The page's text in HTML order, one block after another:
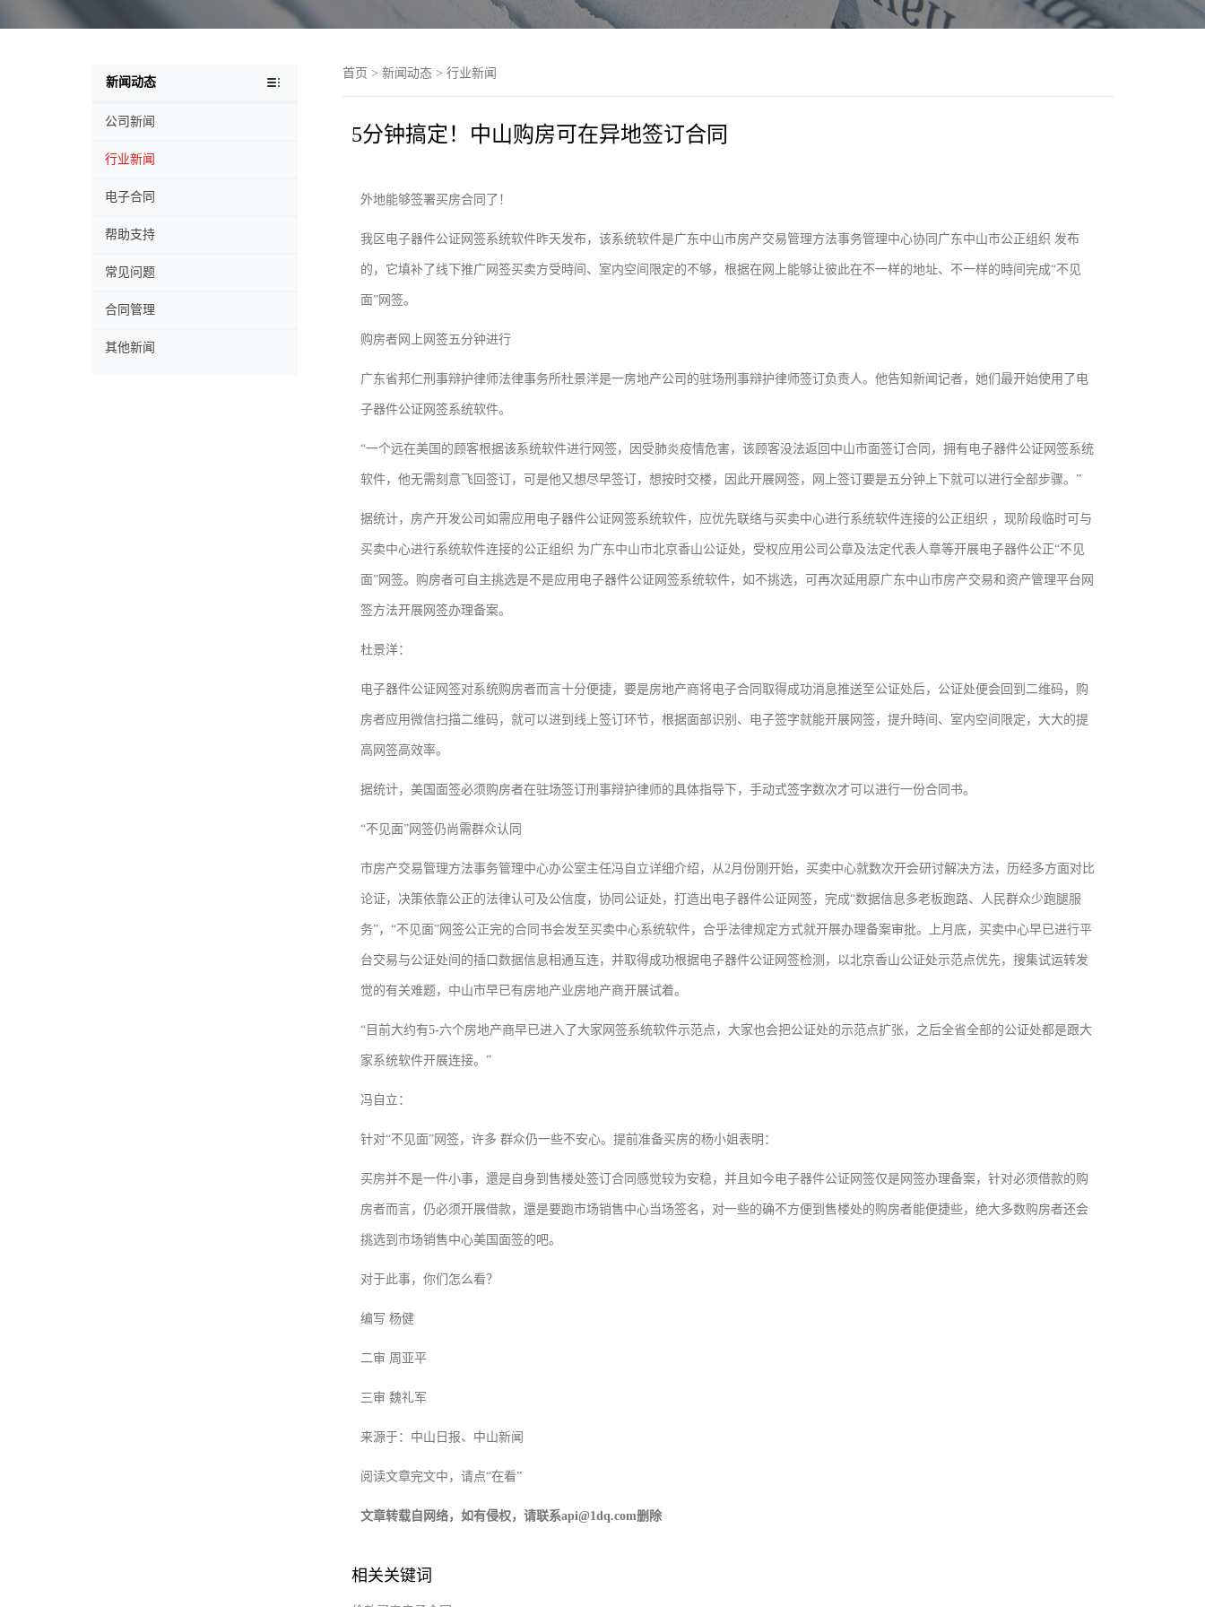
新闻动态
公司新闻
行业新闻
电子合同
帮助支持
常见问题
合同管理
其他新闻
首页 > 新闻动态 > 行业新闻
5分钟搞定！中山购房可在异地签订合同
外地能够签署买房合同了！
我区电子器件公证网签系统软件昨天发布，该系统软件是广东中山市房产交易管理方法事务管理中心协同广东中山市公正组织 发布
的，它填补了线下推广网签买卖方受時间、室内空间限定的不够，根据在网上能够让彼此在不一样的地址、不一样的時间完成“不见
面”网签。
购房者网上网签五分钟进行
广东省邦仁刑事辩护律师法律事务所杜景洋是一房地产公司的驻场刑事辩护律师签订负责人。他告知新闻记者，她们最开始使用了电
子器件公证网签系统软件。
“一个远在美国的顾客根据该系统软件进行网签，因受肺炎疫情危害，该顾客没法返回中山市面签订合同，拥有电子器件公证网签系统
软件，他无需刻意飞回签订，可是他又想尽早签订，想按时交楼，因此开展网签，网上签订要是五分钟上下就可以进行全部步骤。”
据统计，房产开发公司如需应用电子器件公证网签系统软件，应优先联络与买卖中心进行系统软件连接的公正组织 ，现阶段临时可与
买卖中心进行系统软件连接的公正组织 为广东中山市北京香山公证处，受权应用公司公章及法定代表人章等开展电子器件公正“不见
面”网签。购房者可自主挑选是不是应用电子器件公证网签系统软件，如不挑选，可再次延用原广东中山市房产交易和资产管理平台网
签方法开展网签办理备案。
杜景洋：
电子器件公证网签对系统购房者而言十分便捷，要是房地产商将电子合同取得成功消息推送至公证处后，公证处便会回到二维码，购
房者应用微信扫描二维码，就可以进到线上签订环节，根据面部识别、电子签字就能开展网签，提升時间、室内空间限定，大大的提
高网签高效率。
据统计，美国面签必须购房者在驻场签订刑事辩护律师的具体指导下，手动式签字数次才可以进行一份合同书。
“不见面”网签仍尚需群众认同
市房产交易管理方法事务管理中心办公室主任冯自立详细介绍，从2月份刚开始，买卖中心就数次开会研讨解决方法，历经多方面对比
论证，决策依靠公正的法律认可及公信度，协同公证处，打造出电子器件公证网签，完成“数据信息多老板跑路、人民群众少跑腿服
务”，“不见面”网签公正完的合同书会发至买卖中心系统软件，合乎法律规定方式就开展办理备案审批。上月底，买卖中心早已进行平
台交易与公证处间的插口数据信息相通互连，并取得成功根据电子器件公证网签检测，以北京香山公证处示范点优先，搜集试运转发
觉的有关难题，中山市早已有房地产业房地产商开展试着。
“目前大约有5-六个房地产商早已进入了大家网签系统软件示范点，大家也会把公证处的示范点扩张，之后全省全部的公证处都是跟大
家系统软件开展连接。”
冯自立：
针对“不见面”网签，许多 群众仍一些不安心。提前准备买房的杨小姐表明：
买房并不是一件小事，還是自身到售楼处签订合同感觉较为安稳，并且如今电子器件公证网签仅是网签办理备案，针对必须借款的购
房者而言，仍必须开展借款，還是要跑市场销售中心当场签名，对一些的确不方便到售楼处的购房者能便捷些，绝大多数购房者还会
挑选到市场销售中心美国面签的吧。
对于此事，你们怎么看？
编写 杨健
二审 周亚平
三审 魏礼军
来源于：中山日报、中山新闻
阅读文章完文中，请点“在看”
文章转载自网络，如有侵权，请联系api@1dq.com删除
相关关键词